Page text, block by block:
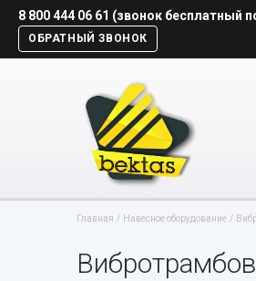
8 800 444 06 61 (звонок бесплатный
ОБРАТНЫЙ ЗВОНОК
Главная Навесное оборудование